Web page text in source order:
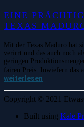
EINE
TEXAS
Mit der Texas Maduro hat
verirrt und das auch noch
geringen
fairen Preis. Inwiefern das
weiterlesen
Copyright © 2021
Built using Kale